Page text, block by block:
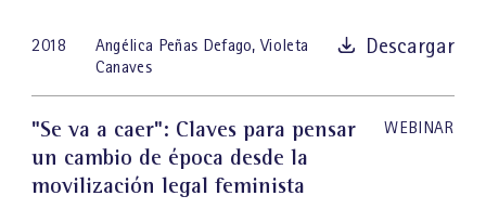
2018 Angélica Peñas Defago, Violeta
Canaves
Descargar
"Se va a caer": Claves para pensar
un cambio de época desde la
movilización legal feminista
WEBINAR